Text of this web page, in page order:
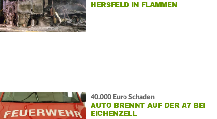
HERSFELD IN FLAMMEN
40.000 Euro Schaden
AUTO BRENNT AUF DER A7 BEI
EICHENZELL